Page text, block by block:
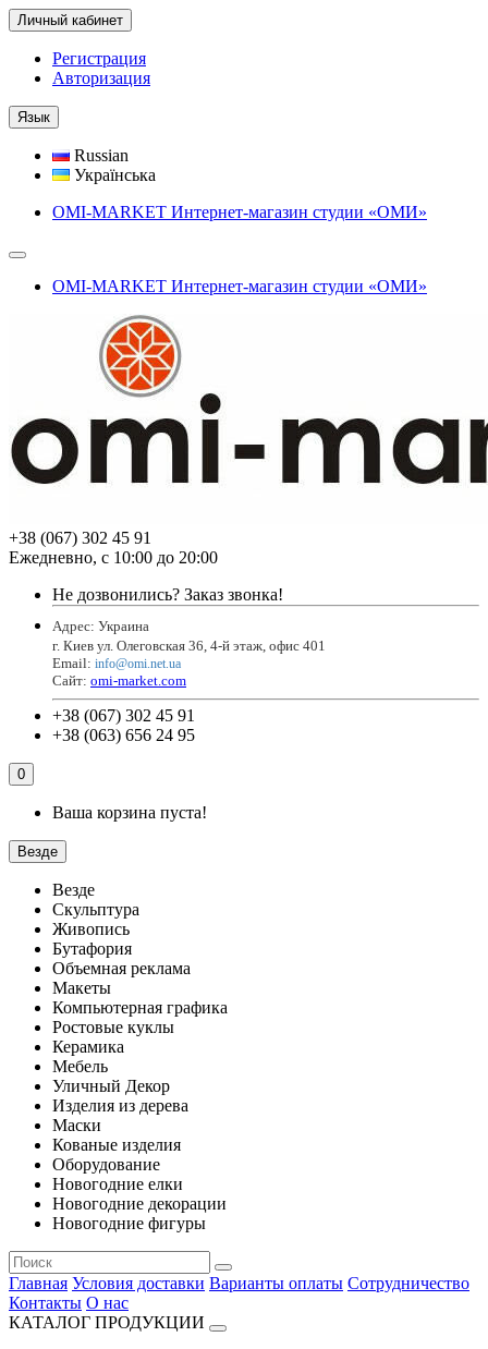
Личный кабинет
Регистрация
Авторизация
Язык
Russian
Українська
OMI-MARKET Интернет-магазин студии «ОМИ»
OMI-MARKET Интернет-магазин студии «ОМИ»
+38 (067) 302 45 91
Ежедневно, с 10:00 до 20:00
Не дозвонились? Заказ звонка!
Адрес: Украина
г. Киев ул. Олеговская 36, 4-й этаж, офис 401
Email: info@omi.net.ua
Сайт: omi-market.com
+38 (067) 302 45 91
+38 (063) 656 24 95
0
Ваша корзина пуста!
Везде
Везде
Скульптура
Живопись
Бутафория
Объемная реклама
Макеты
Компьютерная графика
Ростовые куклы
Керамика
Мебель
Уличный Декор
Изделия из дерева
Маски
Кованые изделия
Оборудование
Новогодние елки
Новогодние декорации
Новогодние фигуры
Главная Условия доставки Варианты оплаты Сотрудничество
Контакты О нас
КАТАЛОГ ПРОДУКЦИИ